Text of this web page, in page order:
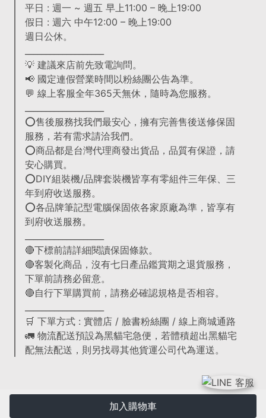
加入購物車
平日 : 週一 ~ 週五 早上11:00 – 晚上19:00
假日 : 週六 中午12:00 – 晚上19:00
週日公休。
💡 建議來店前先致電詢問。
📢 國定連假營業時間以粉絲團公告為準。
💬 線上客服全年365天無休，隨時為您服務。
⭕售後服務找我們最安心，擁有完善售後送修保固
服務，若有需求請洽我們。
⭕商品都是台灣代理商發出貨品，品質有保證，請
安心購買。
⭕DIY組裝機/品牌套裝機皆享有零組件三年保、三
年到府收送服務。
⭕各品牌筆記型電腦保固依各家原廠為準，皆享有
到府收送服務。
🔴下標前請詳細閱讀保固條款。
🔴客製化商品，沒有七日產品鑑賞期之退貨服務，
下單前請務必留意。
🔴自行下單購買前，請務必確認規格是否相容。
🛒 下單方式 : 實體店 / 臉書粉絲團 / 線上商城通路
🚛 物流配送預設為黑貓宅急便，若體積超出黑貓宅
配無法配送，則另找尋其他貨運公司代為運送。